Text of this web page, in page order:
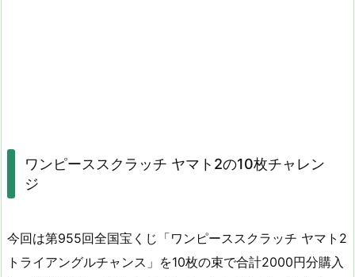
ワンピーススクラッチ ヤマト2の10枚チャレン
ジ
今回は第955回全国宝くじ「ワンピーススクラッチ ヤマト2
トライアングルチャンス」を10枚の束で合計2000円分購入